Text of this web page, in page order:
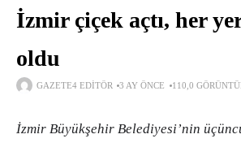
İzmir çiçek açtı, her
oldu
GAZETE4 EDITÖR 3 AY ÖNCE 110,0
İzmir Büyükşehir Belediyesi’nin